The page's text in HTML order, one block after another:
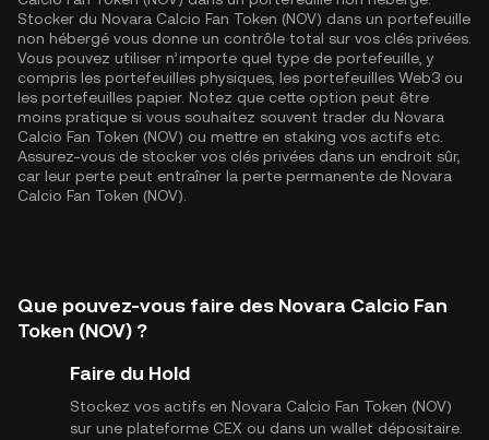
Stocker du Novara Calcio Fan Token (NOV) dans un portefeuille
non hébergé vous donne un contrôle total sur vos clés privées.
Vous pouvez utiliser n’importe quel type de portefeuille, y
compris les portefeuilles physiques, les portefeuilles Web3 ou
les portefeuilles papier. Notez que cette option peut être
moins pratique si vous souhaitez souvent trader du Novara
Calcio Fan Token (NOV) ou mettre en staking vos actifs etc.
Assurez-vous de stocker vos clés privées dans un endroit sûr,
car leur perte peut entraîner la perte permanente de Novara
Calcio Fan Token (NOV).
Que pouvez-vous faire des Novara Calcio Fan
Token (NOV) ?
Faire du Hold
Stockez vos actifs en Novara Calcio Fan Token (NOV)
sur une plateforme CEX ou dans un wallet dépositaire.